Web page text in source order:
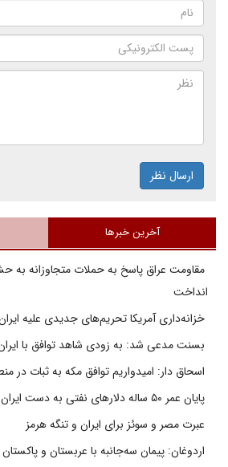
ارسال نظر
آخرین خبرها
مقاومت عراق پاسخ به حملات متجاوزانه به
انداخت
خزانه‌داری آمریکا تحریم‌های جدیدی علیه
بسنت مدعی شد: به زودی شاهد توافق با
اسحاق دار: امیدواریم توافق مکه به ثبات در
پایان عمر ۵۰ ساله دلارهای نفتی به دست ایران
عبرت مصر و سوئز برای ایران و تنگه هرمز
اردوغان: پیمان سه‌جانبه با عربستان و